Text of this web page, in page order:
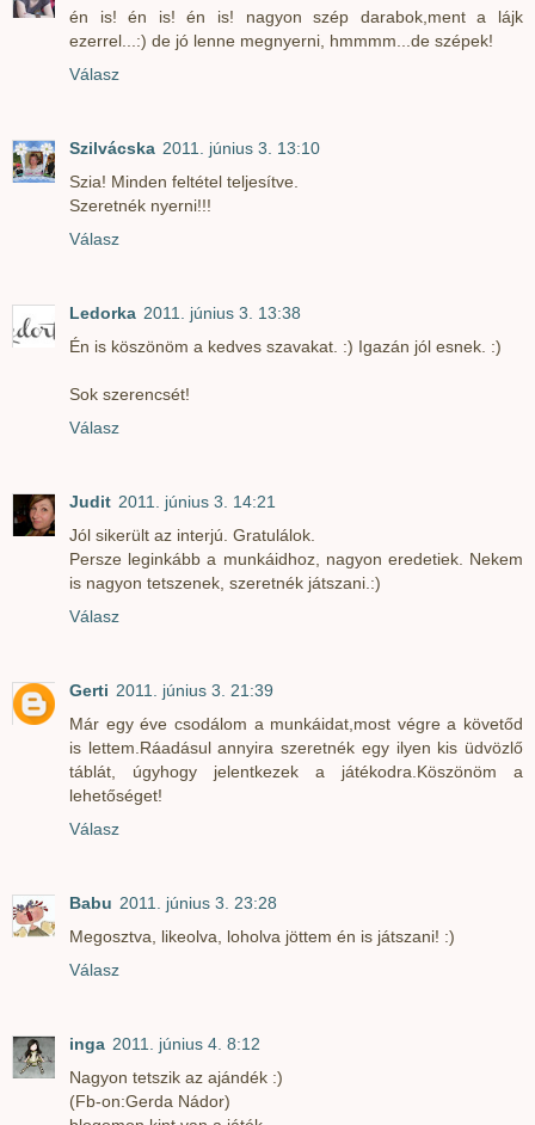
én is! én is! én is! nagyon szép darabok,ment a lájk
ezerrel...:) de jó lenne megnyerni, hmmmm...de szépek!
Válasz
Szilvácska 2011. június 3. 13:10
Szia! Minden feltétel teljesítve.
Szeretnék nyerni!!!
Válasz
Ledorka 2011. június 3. 13:38
Én is köszönöm a kedves szavakat. :) Igazán jól esnek. :)
Sok szerencsét!
Válasz
Judit 2011. június 3. 14:21
Jól sikerült az interjú. Gratulálok.
Persze leginkább a munkáidhoz, nagyon eredetiek. Nekem
is nagyon tetszenek, szeretnék játszani.:)
Válasz
Gerti 2011. június 3. 21:39
Már egy éve csodálom a munkáidat,most végre a követőd
is lettem.Ráadásul annyira szeretnék egy ilyen kis üdvözlő
táblát, úgyhogy jelentkezek a játékodra.Köszönöm a
lehetőséget!
Válasz
Babu 2011. június 3. 23:28
Megosztva, likeolva, loholva jöttem én is játszani! :)
Válasz
inga 2011. június 4. 8:12
Nagyon tetszik az ajándék :)
(Fb-on:Gerda Nádor)